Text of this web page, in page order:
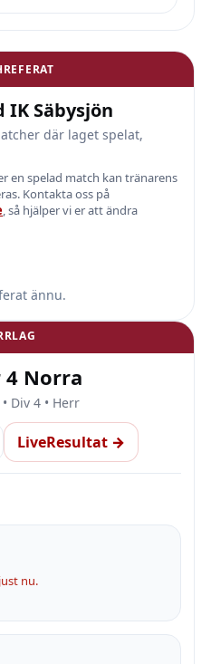
Säbysjön
där laget spelat,
en spelad match kan tränarens
Kontakta oss på
, så hjälper vi er att ändra
ännu.
4 Norra
Div 4 • Herr
LiveResultat →
nu.